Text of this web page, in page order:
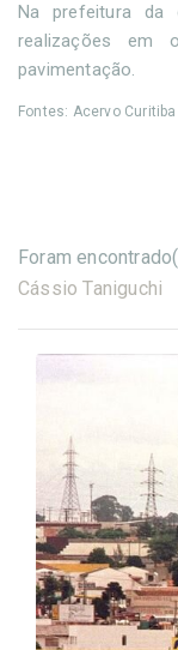
Na prefeitura da
realizações em
pavimentação.
Fontes: Acervo
Foram
Cássio Taniguchi